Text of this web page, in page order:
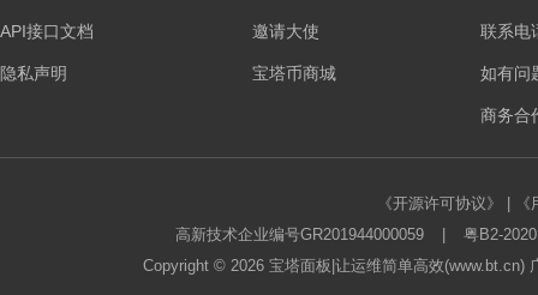
API接口文档
隐私声明
邀请大使
宝塔币商城
联系电
如有问
商务合
《开源许可协议》
高新技术企业编号GR201944000059
粤B2-
Copyright © 2026 宝塔面板 |让运维简单高效